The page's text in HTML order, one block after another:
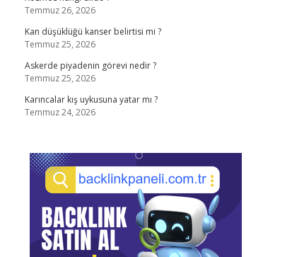
Temmuz 26, 2026
Kan düşüklüğü kanser belirtisi mi ?
Temmuz 25, 2026
Askerde piyadenin görevi nedir ?
Temmuz 25, 2026
Karıncalar kış uykusuna yatar mı ?
Temmuz 24, 2026